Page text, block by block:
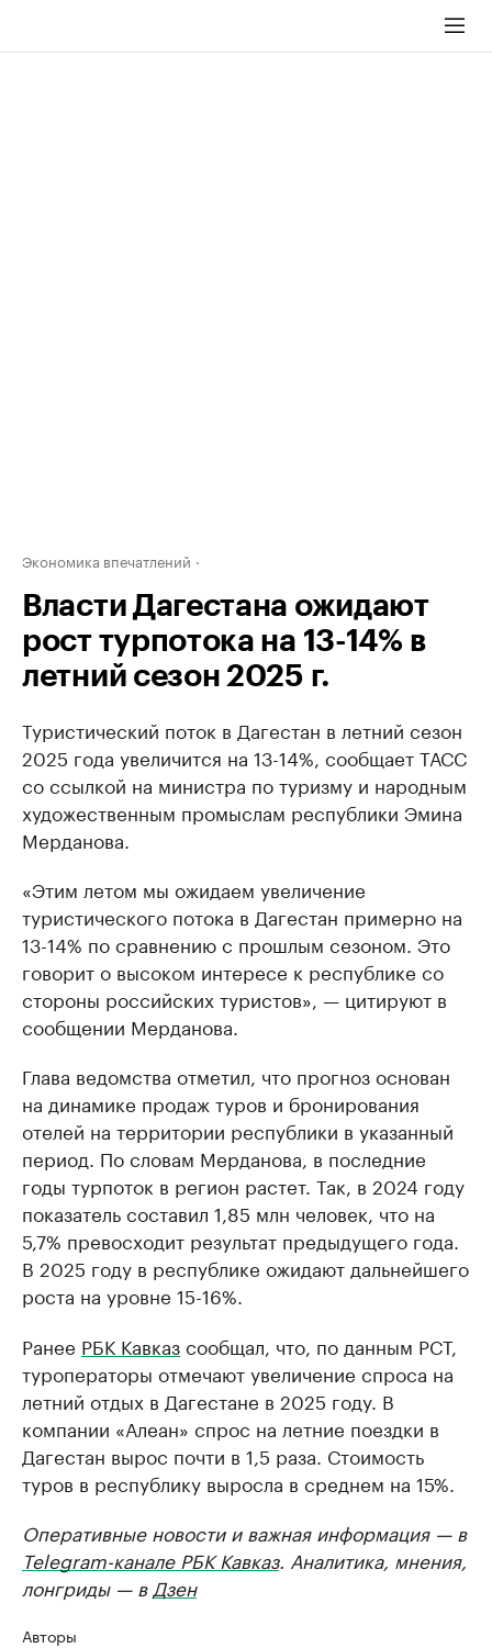
Экономика впечатлений
Власти Дагестана ожидают
рост турпотока на 13-14% в
летний сезон 2025 г.
Туристический поток в Дагестан в летний сезон
2025 года увеличится на 13-14%, сообщает ТАСС
со ссылкой на министра по туризму и народным
художественным промыслам республики Эмина
Мерданова.
«Этим летом мы ожидаем увеличение
туристического потока в Дагестан примерно на
13-14% по сравнению с прошлым сезоном. Это
говорит о высоком интересе к республике со
стороны российских туристов», — цитируют в
сообщении Мерданова.
Глава ведомства отметил, что прогноз основан
на динамике продаж туров и бронирования
отелей на территории республики в указанный
период. По словам Мерданова, в последние
годы турпоток в регион растет. Так, в 2024 году
показатель составил 1,85 млн человек, что на
5,7% превосходит результат предыдущего года.
В 2025 году в республике ожидают дальнейшего
роста на уровне 15-16%.
Ранее РБК Кавказсообщал, что, по данным РСТ,
туроператоры отмечают увеличение спроса на
летний отдых в Дагестане в 2025 году. В
компании «Алеан» спрос на летние поездки в
Дагестан вырос почти в 1,5 раза. Стоимость
туров в республику выросла в среднем на 15%.
Оперативные новости и важная информация — в
Telegram-канале РБК Кавказ. Аналитика, мнения,
лонгриды — в Дзен
Авторы